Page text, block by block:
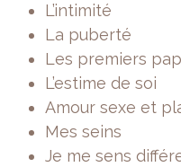
L’intimité
La puberté
Les premiers
L’estime de soi
Amour sexe et
Mes seins
Je me sens